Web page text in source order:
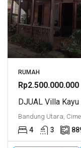
RUMAH
Rp2.500.000.000
Bandung Utara,
4 3